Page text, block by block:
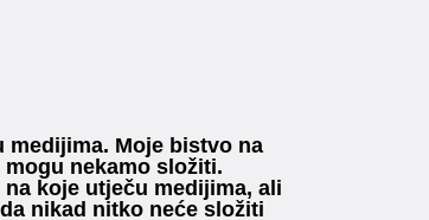
Moje bistvo na
nekamo složiti.
koje utječu medijima, ali
nikad nitko neće složiti